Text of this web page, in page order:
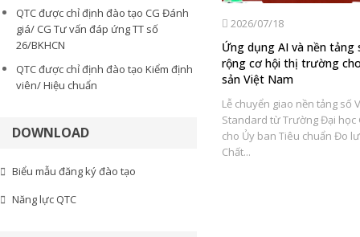
QTC được chỉ định đào tạo CG Đánh
giá/ CG Tư vấn đáp ứng TT số
26/BKHCN
QTC được chỉ định đào tạo Kiểm định
viên/ Hiệu chuẩn
DOWNLOAD
Biểu mẫu đăng ký đào tạo
Năng lực QTC
2026/08/06
Trung tâm Đào tạo nghiệp vụ
Tiêu chuẩn Đo lường Chất lượng
tổ chức đào tạo Đánh giá nội bộ
về ISO 9001:2015 và ISO/IEC
Thực hiện kế hoạch đào tạo theo
04 – 12/8/2026, Trung tâm Đào...
2026/07/18
Ứng dụng AI và nền tảng
rộng cơ hội thị trường
sản Việt Nam
Lễ chuyển giao nền tảng số
Standard từ Trường Đại học
cho Ủy ban Tiêu chuẩn Đo
Chất...